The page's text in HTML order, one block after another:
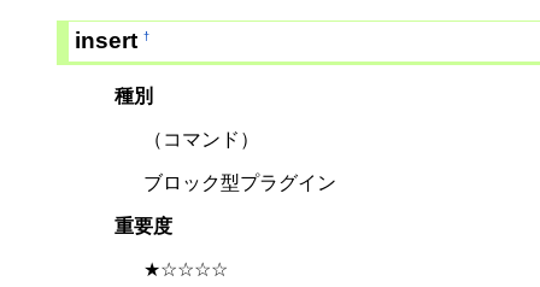
insert†
種別
（コマンド）
ブロック型プラグイン
重要度
★☆☆☆☆